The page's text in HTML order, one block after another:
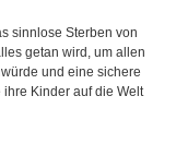
sinnlose Sterben von
getan wird, um allen
und eine sichere
Kinder auf die Welt